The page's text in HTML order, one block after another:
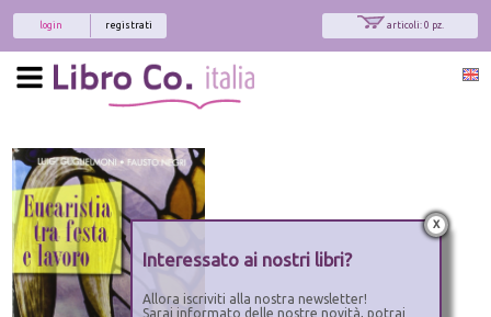
articoli: 0 pz.
registrati
login
x
Interessato ai nostri libri?
Allora iscriviti alla nostra newsletter!
Sarai informato delle nostre novità, potrai